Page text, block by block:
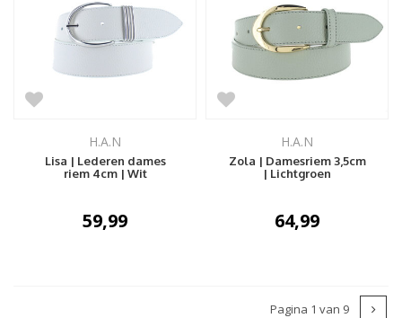
H.A.N
Lisa | Lederen dames
riem 4cm | Wit
59,99
H.A.N
Zola | Damesriem 3,5cm
| Lichtgroen
64,99
Pagina 1 van 9